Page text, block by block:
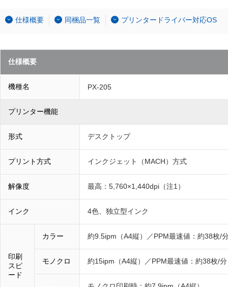
仕様概要 同梱品一覧 プリンタードライバー対応OS
仕様概要
機種名 PX-205
プリンター機能
形式 デスクトップ
プリント方式 インクジェット（MACH）方式
解像度 最高：5,760×1,440dpi（注1）
インク 4色、独立型インク
印刷
スピ
ード
カラー 約9.5ipm（A4縦）／PPM最速値：約38枚/
モノクロ 約15ipm（A4縦）／PPM最速値：約38枚/分